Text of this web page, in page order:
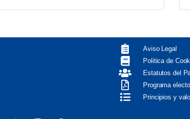
Aviso Legal
Politica de
Estatutos del
Programa
Principios y